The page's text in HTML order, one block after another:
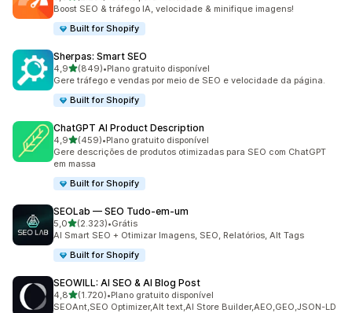
Boost SEO & tráfego IA, velocidade & minifique imagens!
Built for Shopify
Sherpas: Smart SEO
4,9de 5 estrelas
(849)
849 avaliações ao todo
•Plano gratuito disponível
Gere tráfego e vendas por meio de SEO e velocidade da página.
Built for Shopify
ChatGPT AI Product Description
4,9de 5 estrelas
(459)
459 avaliações ao todo
•Plano gratuito disponível
Gere descrições de produtos otimizadas para SEO com ChatGPT
em massa
Built for Shopify
SEOLab — SEO Tudo‑em‑um
5,0de 5 estrelas
(2.323)
2323 avaliações ao todo
•Grátis
AI Smart SEO + Otimizar Imagens, SEO, Relatórios, Alt Tags
Built for Shopify
SEOWILL: AI SEO & AI Blog Post
4,8de 5 estrelas
(1.720)
1720 avaliações ao todo
•Plano gratuito disponível
SEOAnt,SEO Optimizer,Alt text,AI Store Builder,AEO,GEO,JSON-LD